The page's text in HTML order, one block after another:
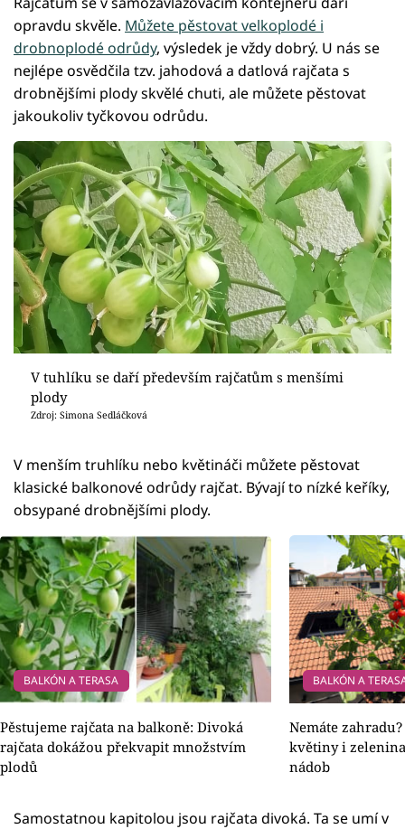
opravdu skvěle. Můžete pěstovat velkoplodé i
drobnoplodé odrůdy, výsledek je vždy dobrý. U nás se
nejlépe osvědčila tzv. jahodová a datlová rajčata s
drobnějšími plody skvělé chuti, ale můžete pěstovat
jakoukoliv tyčkovou odrůdu.
V tuhlíku se daří především rajčatům s menšími
plody
Zdroj: Simona Sedláčková
V menším truhlíku nebo květináči můžete pěstovat
klasické balkonové odrůdy rajčat. Bývají to nízké keříky,
obsypané drobnějšími plody.
BALKÓN A TERASA
Pěstujeme rajčata na balkoně: Divoká
rajčata dokážou překvapit množstvím
plodů
BALKÓN A
Nemáte
květiny i
nádob
Samostatnou kapitolou jsou rajčata divoká. Ta se umí v